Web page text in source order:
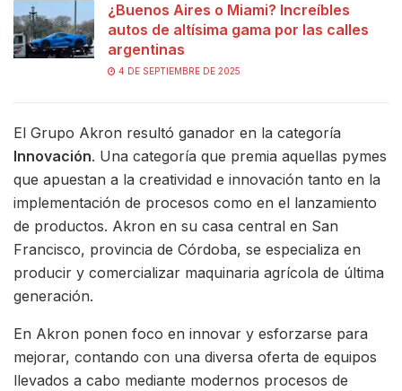
¿Buenos Aires o Miami? Increíbles
autos de altísima gama por las calles
argentinas
4 DE SEPTIEMBRE DE 2025
El Grupo Akron resultó ganador en la categoría
Innovación. Una categoría que premia aquellas pymes
que apuestan a la creatividad e innovación tanto en la
implementación de procesos como en el lanzamiento
de productos. Akron en su casa central en San
Francisco, provincia de Córdoba, se especializa en
producir y comercializar maquinaria agrícola de última
generación.
En Akron ponen foco en innovar y esforzarse para
mejorar, contando con una diversa oferta de equipos
llevados a cabo mediante modernos procesos de